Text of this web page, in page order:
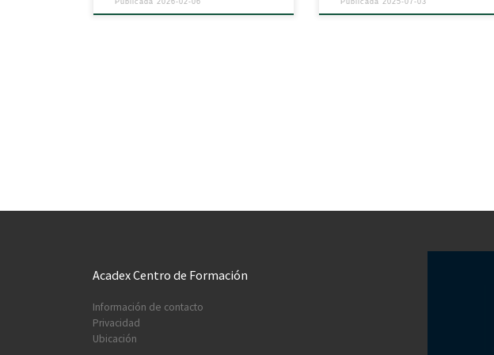
Publicada2025-07-03
Acadex Centro de Formación
Información de contacto
Privacidad
Ubicación